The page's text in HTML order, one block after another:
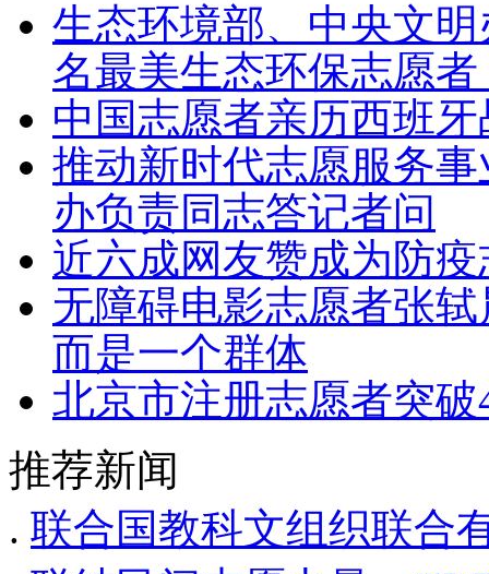
生态环境部、中央文
名最美生态环保志愿
中国志愿者亲历西班牙
推动新时代志愿服务
办负责同志答记者问
近六成网友赞成为防
无障碍电影志愿者张
而是一个群体
北京市注册志愿者突破
推荐新闻
. 联合国教科文组织联合